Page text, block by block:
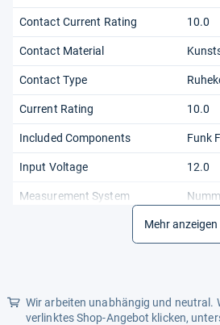
Contact Current Rating 10.0
Contact Material
Contact Type
Current Rating 10.0
Included Components Funk
Input Voltage 12.0
Measurement System
Minimum Switching Voltage 5.0
Mounting Type
Mehr anzeigen
Wir arbeiten unabhängig und neutral.
verlinktes Shop-Angebot klicken,